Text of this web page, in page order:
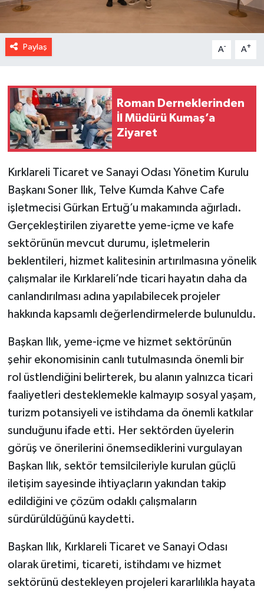
Paylaş A- A+
Roman Derneklerinden
İl Müdürü Kumaş’a
Ziyaret
Kırklareli Ticaret ve Sanayi Odası Yönetim Kurulu
Başkanı Soner Ilık, Telve Kumda Kahve Cafe
işletmecisi Gürkan Ertuğ’u makamında ağırladı.
Gerçekleştirilen ziyarette yeme-içme ve kafe
sektörünün mevcut durumu, işletmelerin
beklentileri, hizmet kalitesinin artırılmasına yönelik
çalışmalar ile Kırklareli’nde ticari hayatın daha da
canlandırılması adına yapılabilecek projeler
hakkında kapsamlı değerlendirmelerde bulunuldu.
Başkan Ilık, yeme-içme ve hizmet sektörünün
şehir ekonomisinin canlı tutulmasında önemli bir
rol üstlendiğini belirterek, bu alanın yalnızca ticari
faaliyetleri desteklemekle kalmayıp sosyal yaşam,
turizm potansiyeli ve istihdama da önemli katkılar
sunduğunu ifade etti. Her sektörden üyelerin
görüş ve önerilerini önemsediklerini vurgulayan
Başkan Ilık, sektör temsilcileriyle kurulan güçlü
iletişim sayesinde ihtiyaçların yakından takip
edildiğini ve çözüm odaklı çalışmaların
sürdürüldüğünü kaydetti.
Başkan Ilık, Kırklareli Ticaret ve Sanayi Odası
olarak üretimi, ticareti, istihdamı ve hizmet
sektörünü destekleyen projeleri kararlılıkla hayata